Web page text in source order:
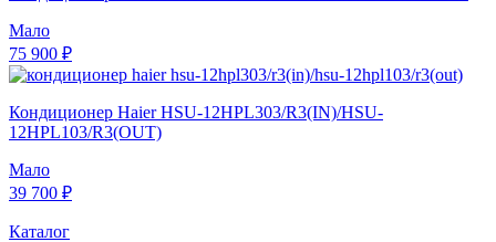
Мало
75 900 ₽
Кондиционер Haier HSU-12HPL303/R3(IN)/HSU-
12HPL103/R3(OUT)
Мало
39 700 ₽
Каталог